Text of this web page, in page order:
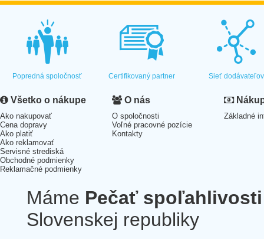
Popredná spoločnosť Certifikovaný partner Sieť dodávateľov
Všetko o nákupe
Ako nakupovať
Cena dopravy
Ako platiť
Ako reklamovať
Servisné strediská
Obchodné podmienky
Reklamačné podmienky
O nás
O spoločnosti
Voľné pracovné pozície
Kontakty
Základné
Máme Pečať spoľahlivosti
Slovenskej republiky